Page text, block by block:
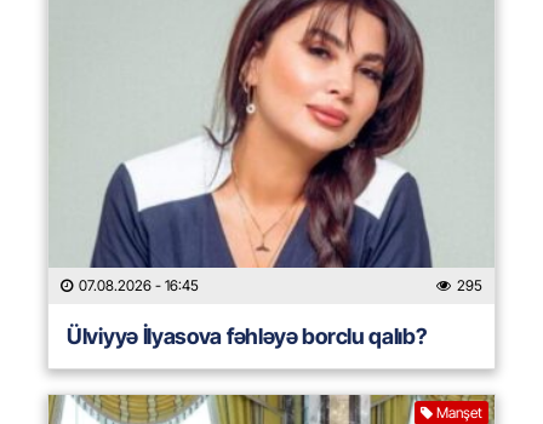
07.08.2026 - 16:45 295
Ülviyyə İlyasova fəhləyə borclu qalıb?
Manşet